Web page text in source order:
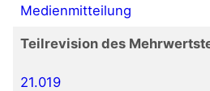
Medienmitteilung
Teilrevision des
21.019